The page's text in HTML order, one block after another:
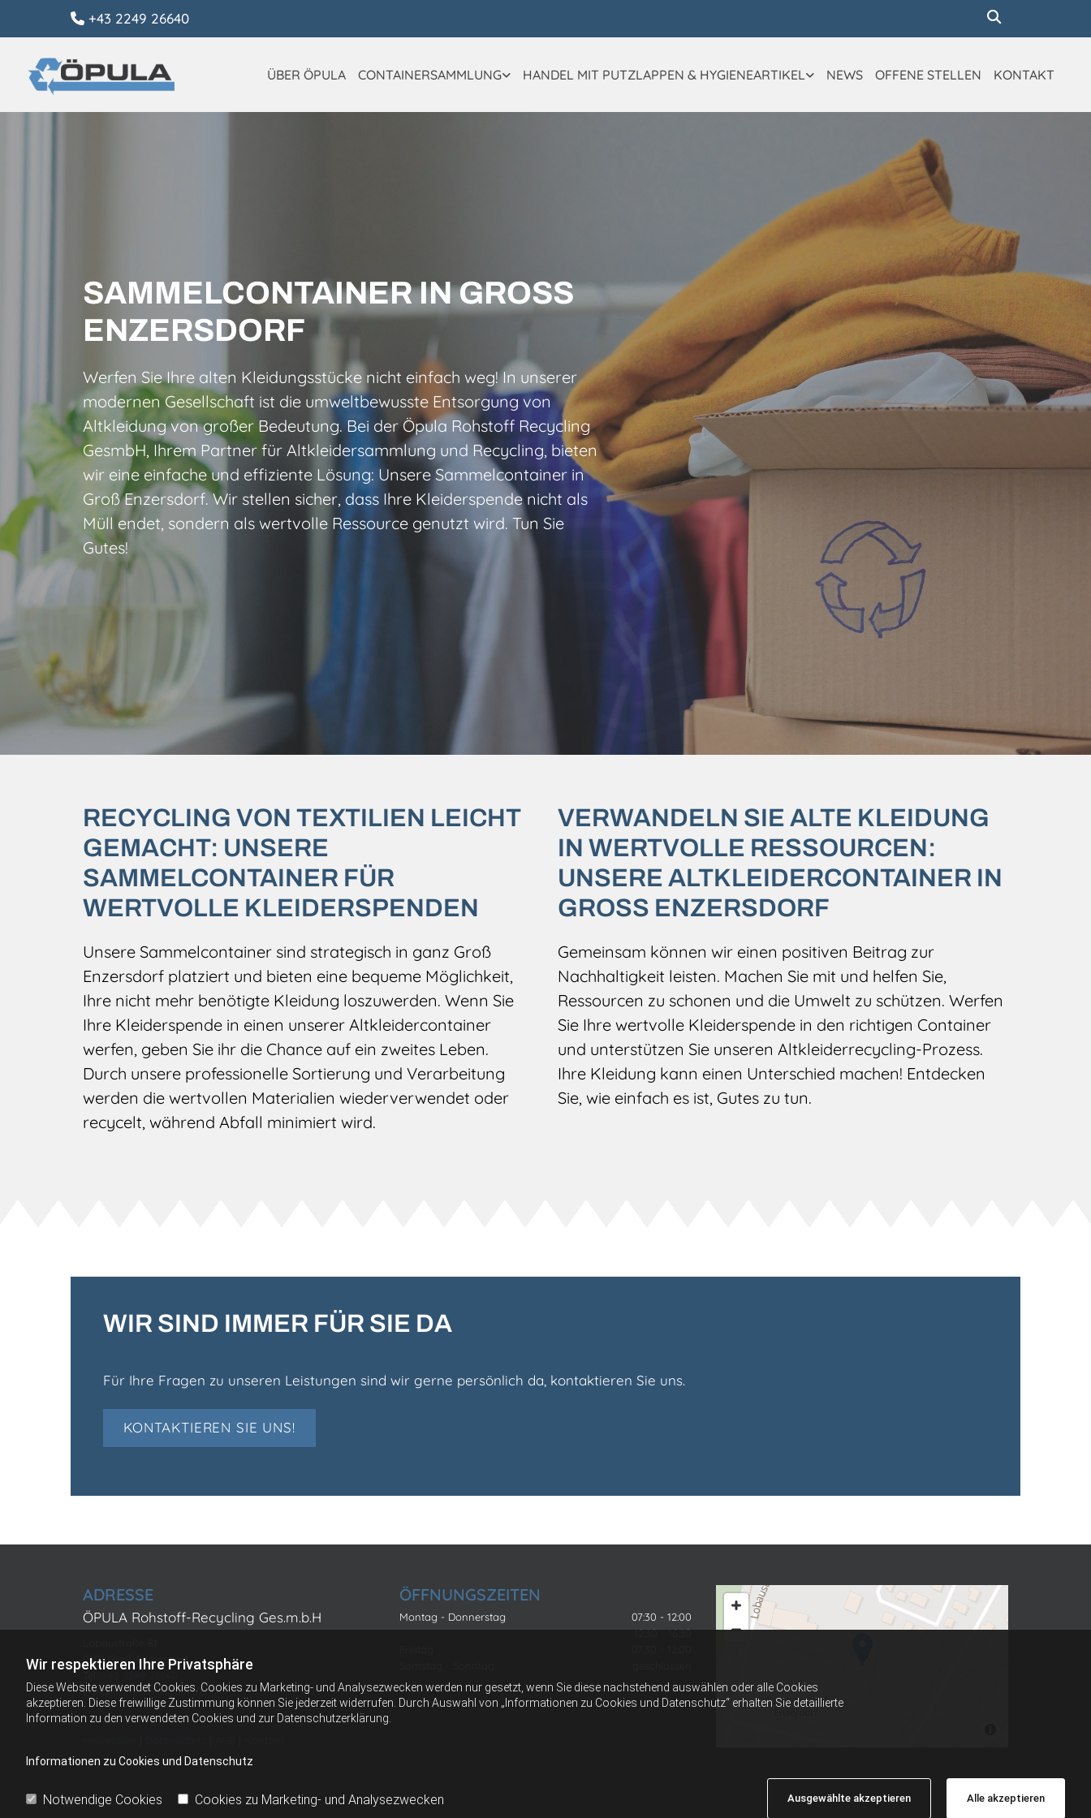
Wir respektieren Ihre Privatsphäre
Diese Website verwendet Cookies. Cookies zu Marketing- und Analysezwecken werden nur gesetzt, wenn Sie diese nachstehend auswählen oder alle Cookies
akzeptieren. Diese freiwillige Zustimmung können Sie jederzeit widerrufen. Durch Auswahl von „Informationen zu Cookies und Datenschutz“ erhalten Sie detaillierte
Information zu den verwendeten Cookies und zur Datenschutzerklärung.
Informationen zu Cookies und Datenschutz
Notwendige Cookies Cookies zu Marketing- und Analysezwecken Ausgewählte akzeptieren Alle akzeptieren
 +43 2249 26640
ÜBER ÖPULA CONTAINERSAMMLUNG HANDEL MIT PUTZLAPPEN & HYGIENEARTIKEL NEWS OFFENE STELLEN KONTAKT
SAMMELCONTAINER IN GROSS E
NZERSDORF
Werfen Sie Ihre alten Kleidungsstücke nicht einfach weg! In unserer
modernen Gesellschaft ist die umweltbewusste Entsorgung von
Altkleidung von großer Bedeutung. Bei der Öpula Rohstoff Recycling
GesmbH, Ihrem Partner für Altkleidersammlung und Recycling, bieten
wir eine einfache und effiziente Lösung: Unsere Sammelcontainer in
Groß Enzersdorf. Wir stellen sicher, dass Ihre Kleiderspende nicht als
Müll endet, sondern als wertvolle Ressource genutzt wird. Tun Sie
Gutes!
RECYCLING VON TEXTILIEN LEICHT
GEMACHT: UNSERE
SAMMELCONTAINER FÜR
WERTVOLLE KLEIDERSPENDEN
Unsere Sammelcontainer sind strategisch in ganz Groß
Enzersdorf platziert und bieten eine bequeme Möglichkeit,
Ihre nicht mehr benötigte Kleidung loszuwerden. Wenn Sie
Ihre Kleiderspende in einen unserer Altkleidercontainer
werfen, geben Sie ihr die Chance auf ein zweites Leben.
Durch unsere professionelle Sortierung und Verarbeitung
werden die wertvollen Materialien wiederverwendet oder
recycelt, während Abfall minimiert wird.
VERWANDELN SIE ALTE KLEIDUNG
IN WERTVOLLE RESSOURCEN:
UNSERE ALTKLEIDERCONTAINER IN
GROSS ENZERSDORF
Gemeinsam können wir einen positiven Beitrag zur
Nachhaltigkeit leisten. Machen Sie mit und helfen Sie,
Ressourcen zu schonen und die Umwelt zu schützen. Werfen
Sie Ihre wertvolle Kleiderspende in den richtigen Container
und unterstützen Sie unseren Altkleiderrecycling-Prozess.
Ihre Kleidung kann einen Unterschied machen! Entdecken
Sie, wie einfach es ist, Gutes zu tun.
WIR SIND IMMER FÜR SIE DA
Für Ihre Fragen zu unseren Leistungen sind wir gerne persönlich da, kontaktieren Sie uns.
KONTAKTIEREN SIE UNS!
ADRESSE
ÖPULA Rohstoff-Recycling Ges.m.b.H
2301 Groß-Enzersdorf
E-Mail:office@oepula.at
ÖFFNUNGSZEITEN
Montag - Donnerstag
07:30 - 12:00
12:30 - 16:30